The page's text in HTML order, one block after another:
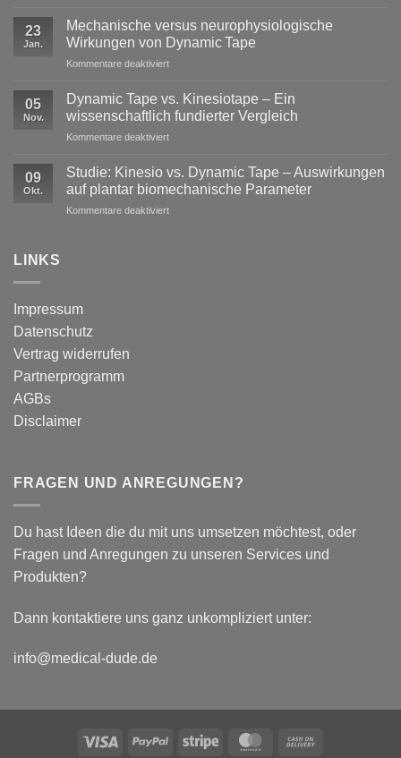
im
Profisport
–
reine
Stabilisation
ausreicht
23
Jan.
Mechanische versus neurophysiologische
Wirkungen von Dynamic Tape
Kommentare deaktiviertfür
versus
neurophysiologische
Wirkungen
von
05
Nov.
Dynamic Tape vs. Kinesiotape – Ein
wissenschaftlich fundierter Vergleich
Kommentare deaktiviertfür
Tape
Kinesiotape
–
09
Okt.
Studie: Kinesio vs. Dynamic Tape – Auswirkungen
auf plantar biomechanische Parameter
Kommentare deaktiviertfür
LINKS
Impressum
Datenschutz
Vertrag widerrufen
Partnerprogramm
AGBs
Disclaimer
FRAGEN UND ANREGUNGEN?
Du hast Ideen die du mit uns umsetzen möchtest, oder
Fragen und Anregungen zu unseren Services und
Produkten?
Dann kontaktiere uns ganz unkompliziert unter:
info@medical-dude.de
Visa PayPal Stripe MasterCard